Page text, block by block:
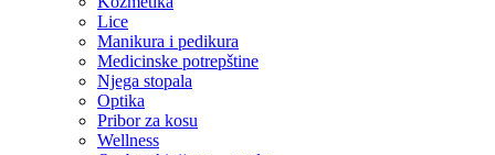
Lice
Manikura i pedikura
Medicinske potrepštine
Njega stopala
Optika
Pribor za kosu
Wellness